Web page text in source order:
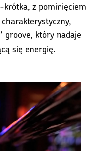
z pominięciem
groove, który nadaje
się energię.